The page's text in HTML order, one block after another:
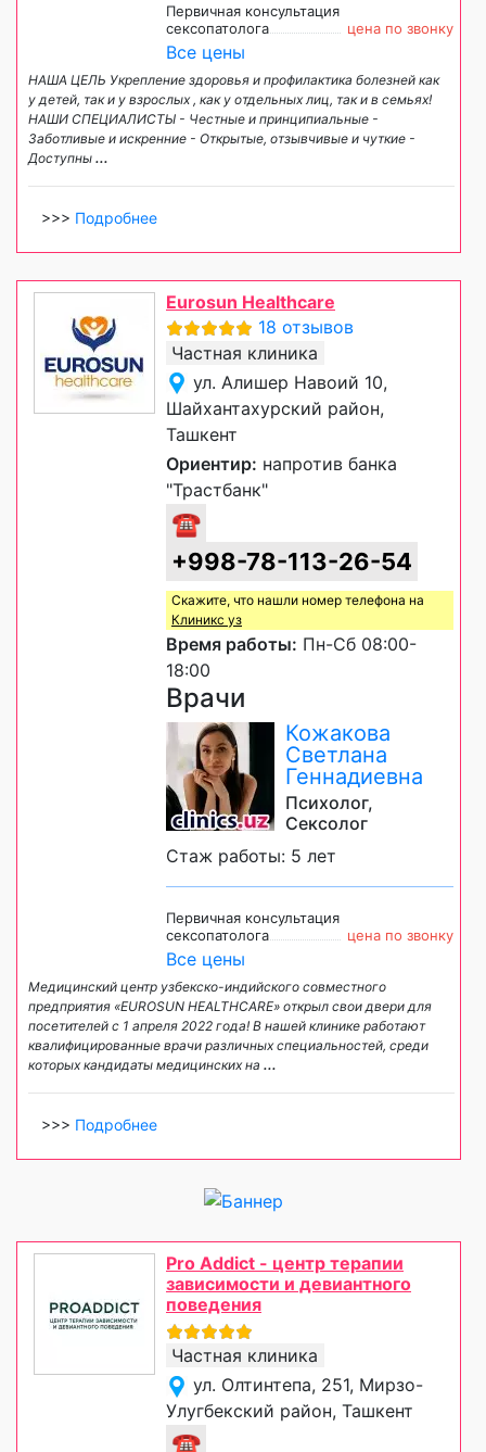
Первичная консультация
сексопатолога
цена по звонку
Все цены
НАША ЦЕЛЬ Укрепление здоровья и профилактика болезней как
у детей, так и у взрослых , как у отдельных лиц, так и в семьях!
НАШИ СПЕЦИАЛИСТЫ - Честные и принципиальные -
Заботливые и искренние - Открытые, отзывчивые и чуткие -
Доступны ...
>>> Подробнее
Eurosun Healthcare
18 отзывов
Частная клиника
ул. Алишер Навоий 10,
Шайхантахурский район,
Ташкент
Ориентир: напротив банка
"Трастбанк"
☎
+998-78-113-26-54
Скажите, что нашли номер телефона на
Клиникс уз
Время работы: Пн-Сб 08:00-
18:00
Врачи
Кожакова
Светлана
Геннадиевна
Психолог,
Сексолог
Стаж работы: 5 лет
Первичная консультация
сексопатолога
цена по звонку
Все цены
Медицинский центр узбекско-индийского совместного
предприятия «EUROSUN HEALTHCARE» открыл свои двери для
посетителей с 1 апреля 2022 года! В нашей клинике работают
квалифицированные врачи различных специальностей, среди
которых кандидаты медицинских на ...
>>> Подробнее
Pro Addict - центр терапии
зависимости и девиантного
поведения
Частная клиника
ул. Олтинтепа, 251, Мирзо-
Улугбекский район, Ташкент
☎